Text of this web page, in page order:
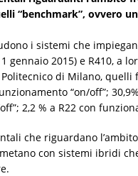
“benchmark”, ovvero
i sistemi che
2015) e R410, a
di Milano, quelli
“on/off”;
2,2 % a R22 con
che riguardano
con sistemi ibridi